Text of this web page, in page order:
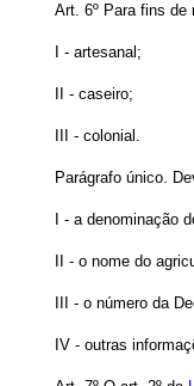
Art. 6º Para fins de
I - artesanal;
II - caseiro;
III - colonial.
Parágrafo único.
I - a denominação
II - o nome do
III - o número da
IV - outras